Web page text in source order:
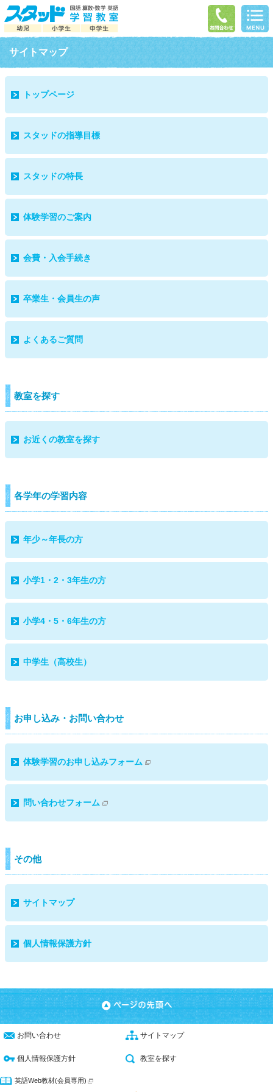
サイトマップ
トップページ
スタッドの指導目標
スタッドの特長
体験学習のご案内
会費・入会手続き
卒業生・会員生の声
よくあるご質問
教室を探す
お近くの教室を探す
各学年の学習内容
年少～年長の方
小学1・2・3年生の方
小学4・5・6年生の方
中学生（高校生）
お申し込み・お問い合わせ
体験学習のお申し込みフォーム
問い合わせフォーム
その他
サイトマップ
個人情報保護方針
お問い合わせ サイトマップ
個人情報保護方針 教室を探す
英語Web教材(会員専用)